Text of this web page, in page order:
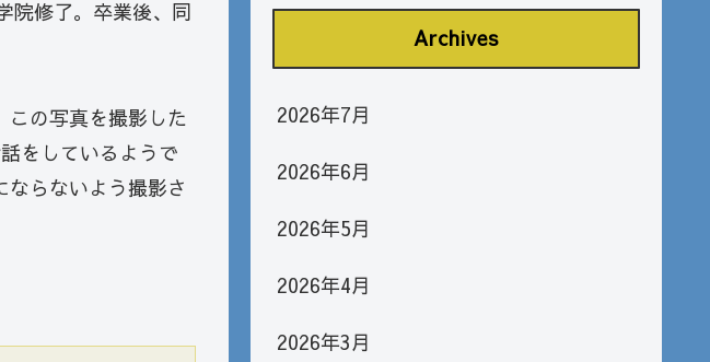
院修了。卒業後、同
この写真を撮影した
をしているようで
らないよう撮影さ
Archives
2026年7月
2026年6月
2026年5月
2026年4月
2026年3月